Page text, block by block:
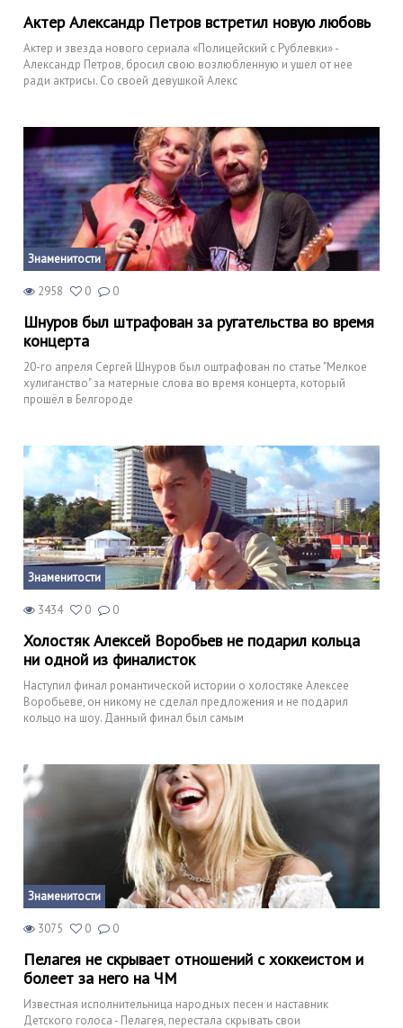
Актер Александр Петров встретил новую любовь
Актер и звезда нового сериала «Полицейский с Рублевки» -
Александр Петров, бросил свою возлюбленную и ушел от нее
ради актрисы. Со своей девушкой Алекс
Знаменитости
2958 0 0
Шнуров был штрафован за ругательства во время
концерта
20-го апреля Сергей Шнуров был оштрафован по статье "Мелкое
хулиганство" за матерные слова во время концерта, который
прошёл в Белгороде
Знаменитости
3434 0 0
Холостяк Алексей Воробьев не подарил кольца
ни одной из финалисток
Наступил финал романтической истории о холостяке Алексее
Воробьеве, он никому не сделал предложения и не подарил
кольцо на шоу. Данный финал был самым
Знаменитости
3075 0 0
Пелагея не скрывает отношений с хоккеистом и
болеет за него на ЧМ
Известная исполнительница народных песен и наставник
Детского голоса - Пелагея, перестала скрывать свои